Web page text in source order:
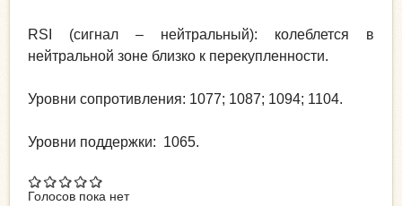
RSI (сигнал – нейтральный): колеблется в
нейтральной зоне близко к перекупленности.
Уровни сопротивления: 1077; 1087; 1094; 1104.
Уровни поддержки: 1065.
Голосов пока нет